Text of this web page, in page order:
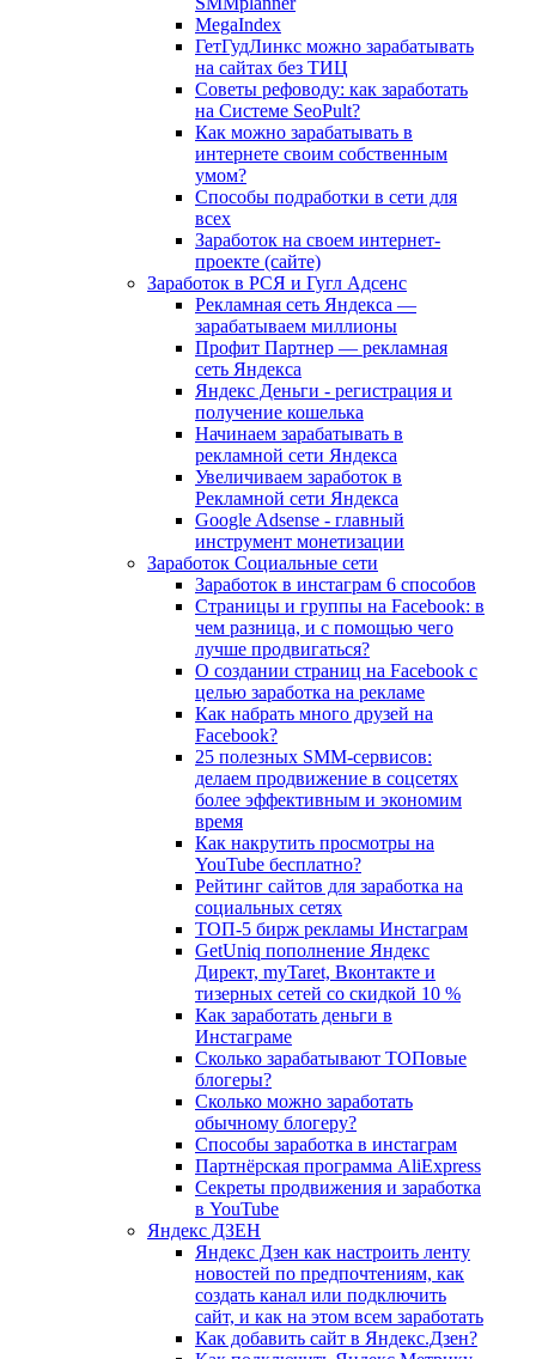
MegaIndex
ГетГудЛинкс можно зарабатывать
на сайтах без ТИЦ
Советы рефоводу: как заработать
на Системе SeoPult?
Как можно зарабатывать в
интернете своим собственным
умом?
Способы подработки в сети для
всех
Заработок на своем интернет-
проекте (сайте)
Заработок в РСЯ и Гугл Адсенс
Рекламная сеть Яндекса —
зарабатываем миллионы
Профит Партнер — рекламная
сеть Яндекса
Яндекс Деньги - регистрация и
получение кошелька
Начинаем зарабатывать в
рекламной сети Яндекса
Увеличиваем заработок в
Рекламной сети Яндекса
Google Adsense - главный
инструмент монетизации
Заработок Социальные сети
Заработок в инстаграм 6 способов
Страницы и группы на Facebook: в
чем разница, и с помощью чего
лучше продвигаться?
О создании страниц на Facebook с
целью заработка на рекламе
Как набрать много друзей на
Facebook?
25 полезных SMM-сервисов:
делаем продвижение в соцсетях
более эффективным и экономим
время
Как накрутить просмотры на
YouTube бесплатно?
Рейтинг сайтов для заработка на
социальных сетях
ТОП-5 бирж рекламы Инстаграм
GetUniq пополнение Яндекс
Директ, myTaret, Вконтакте и
тизерных сетей со скидкой 10 %
Как заработать деньги в
Инстаграме
Сколько зарабатывают ТОПовые
блогеры?
Сколько можно заработать
обычному блогеру?
Способы заработка в инстаграм
Партнёрская программа AliExpress
Секреты продвижения и заработка
в YouTube
Яндекс ДЗЕН
Яндекс Дзен как настроить ленту
новостей по предпочтениям, как
создать канал или подключить
сайт, и как на этом всем заработать
Как добавить сайт в Яндекс.Дзен?